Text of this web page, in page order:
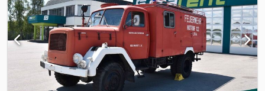
Poids total : 14 t, Poids à vide : 13 295 t, Siège à suspension, Blocage
du différentiel, Chaînes à neige, Direction assistée, ABS,
homologation allemande Kilométrage selon le compteur Le
véhicule est de préférence vendu à des professionnels ou à
l’export, vente aux particuliers sous réserve. Vente sans garantie.
Les informations ci-dessus sont données à titre indicatif et sont
susceptibles de modifications. Erreurs, modifications et vente